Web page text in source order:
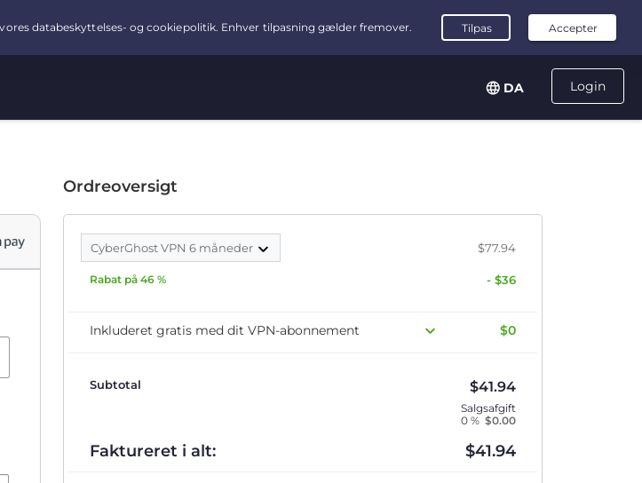
Login
DA
Ordreoversigt
CyberGhost VPN 6 måneder $77.94
Rabat på 46 % - $36
Inkluderet gratis med dit VPN-abonnement $0
Subtotal $41.94
Salgsafgift
0 % $0.00
Faktureret i alt: $41.94